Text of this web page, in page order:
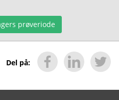
prøveriode
Del på: